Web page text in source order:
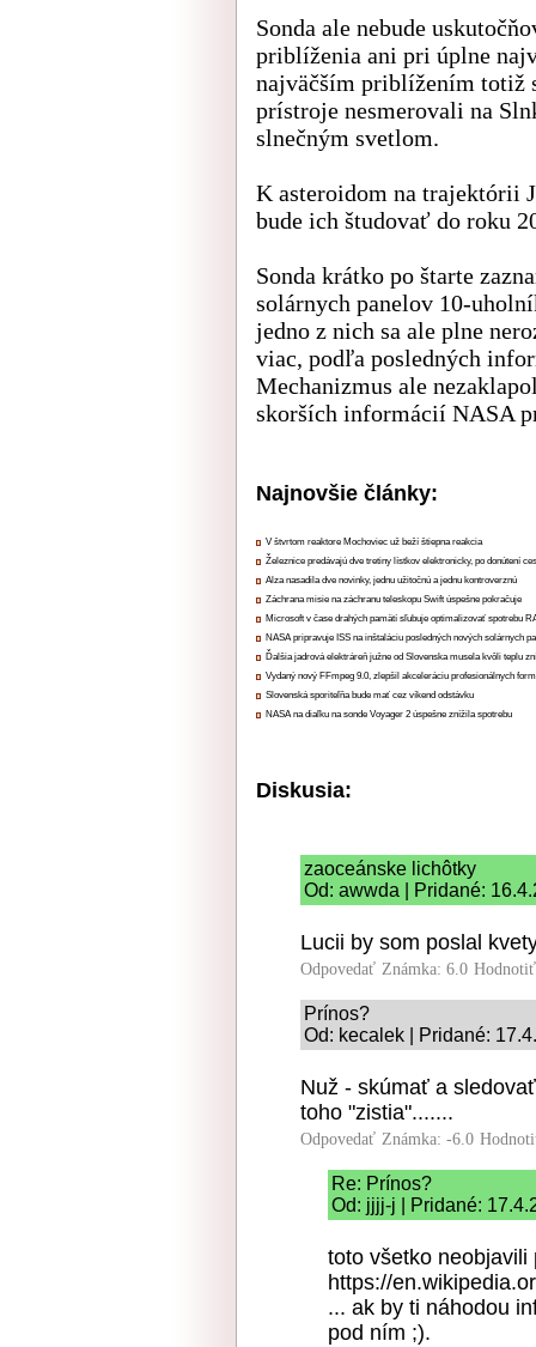
Sonda ale nebude
priblíženia ani pri úplne
najväčším priblížením totiž
prístroje nesmerovali na
slnečným svetlom.
K asteroidom na trajektórii
bude ich študovať do roku
Sonda krátko po štarte
solárnych panelov 10-
jedno z nich sa ale plne
viac, podľa posledných
Mechanizmus ale
skorších informácií NASA
Najnovšie články:
V štvrtom reaktore Mochoviec už beží štiepna reakcia
Železnice predávajú dve tretiny lístkov elektronicky, po donútení
Alza nasadila dve novinky, jednu užitočnú a jednu kontroverznú
Záchrana misie na záchranu teleskopu Swift úspešne pokračuje
Microsoft v čase drahých pamätí sľubuje optimalizovať spotrebu
NASA pripravuje ISS na inštaláciu posledných nových solárnych
Ďalšia jadrová elektráreň južne od Slovenska musela kvôli teplu
Vydaný nový FFmpeg 9.0, zlepšil akceleráciu profesionálnych
Slovenská sporiteľňa bude mať cez víkend odstávku
NASA na diaľku na sonde Voyager 2 úspešne znížila spotrebu
Diskusia:
zaoceánske lichôtky
Od: awwda | Pridané:
Lucii by som poslal
Odpovedať Známka: 6.0
Prínos?
Od: kecalek | Pridané:
Nuž - skúmať a
toho "zistia".......
Odpovedať Známka: -6.0
Re: Prínos?
Od: jjjj-j | Pridané:
toto všetko
https://
... ak by ti náhodou
pod ním ;).